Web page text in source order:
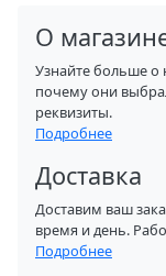
О
Узнайте больше
почему они
реквизиты.
Подробнее
Доставка
Доставим ваш
время и день.
Подробнее